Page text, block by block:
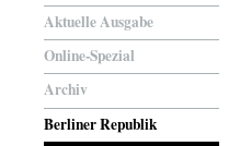
Aktuelle Ausgabe
Online-Spezial
Archiv
Berliner Republik